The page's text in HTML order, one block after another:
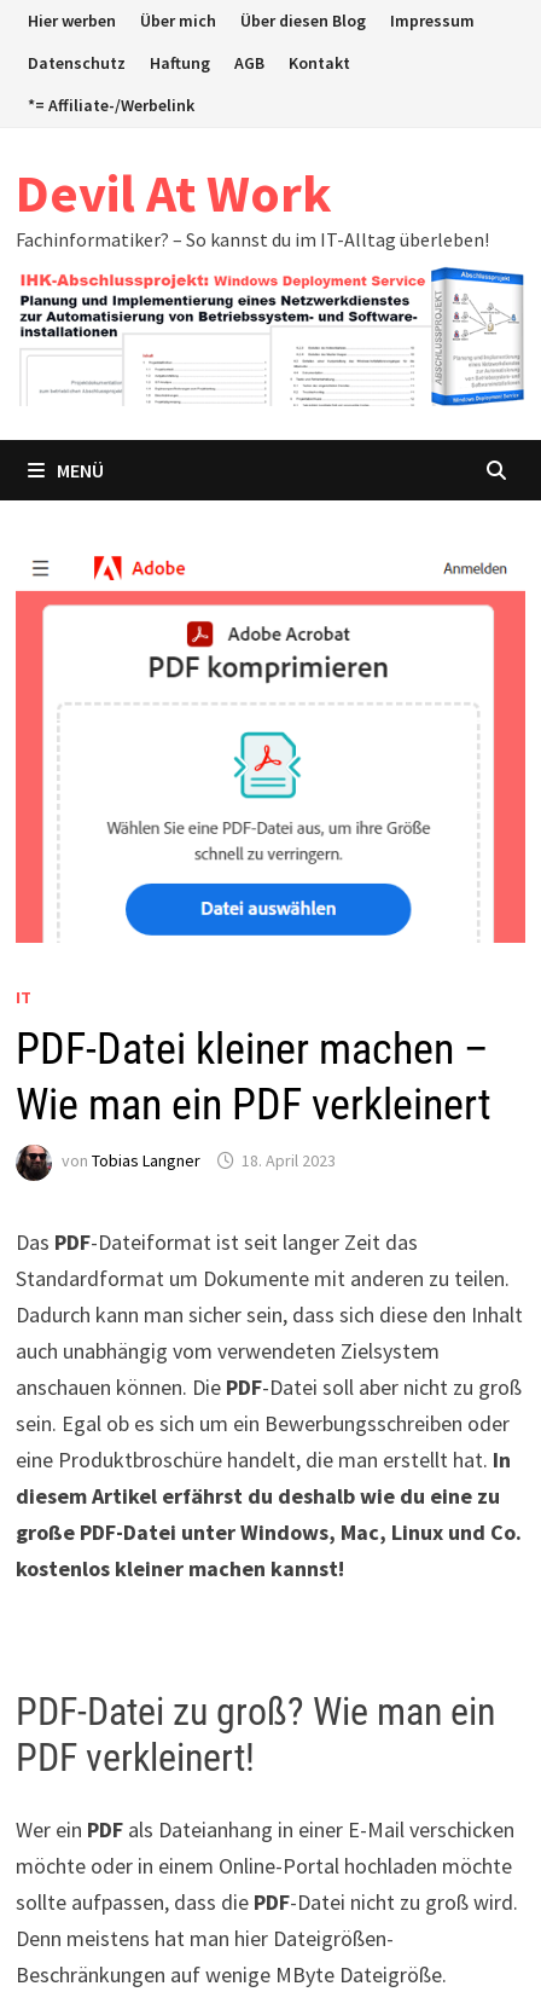
ZumHier werben Über mich Über diesen Blog
Impressum
Datenschutz
Haftung AGB
Kontakt
*= Affiliate-/Werbelink
Devil At Work
Fachinformatiker? – So kannst du im IT-Alltag überleben!
MENÜ
IT
PDF-Datei kleiner machen –
Wie man ein PDF verkleinert
von Tobias Langner 18. April 2023
Das PDF-Dateiformat ist seit langer Zeit das
Standardformat um Dokumente mit anderen zu teilen.
Dadurch kann man sicher sein, dass sich diese den Inhalt
auch unabhängig vom verwendeten Zielsystem
anschauen können. Die PDF-Datei soll aber nicht zu groß
sein. Egal ob es sich um ein Bewerbungsschreiben oder
eine Produktbroschüre handelt, die man erstellt hat. In
diesem Artikel erfährst du deshalb wie du eine zu
große PDF-Datei unter Windows, Mac, Linux und Co.
kostenlos kleiner machen kannst!
PDF-Datei zu groß? Wie man ein
PDF verkleinert!
Wer ein PDFals Dateianhang in einer E-Mail verschicken
möchte oder in einem Online-Portal hochladen möchte
sollte aufpassen, dass die PDF-Datei nicht zu groß wird.
Denn meistens hat man hier Dateigrößen-
Beschränkungen auf wenige MByte Dateigröße.